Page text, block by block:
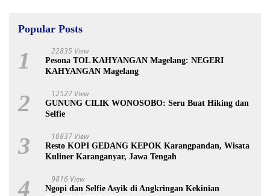
Popular Posts
1 22835 View
Pesona TOL KAHYANGAN Magelang: NEGERI
KAHYANGAN Magelang
2 12527 View
GUNUNG CILIK WONOSOBO: Seru Buat Hiking dan
Selfie
3 10837 View
Resto KOPI GEDANG KEPOK Karangpandan, Wisata
Kuliner Karanganyar, Jawa Tengah
4 9816 View
Ngopi dan Selfie Asyik di Angkringan Kekinian